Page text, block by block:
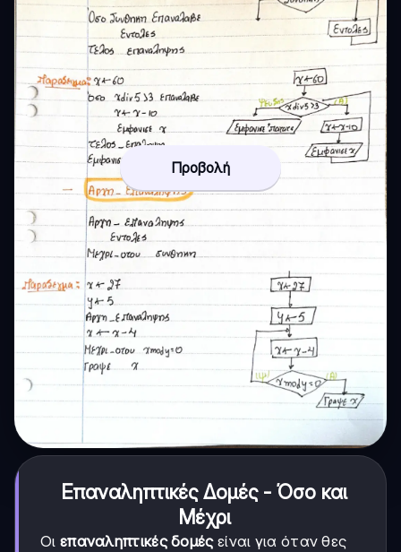
Προβολή
Επαναληπτικές Δομές - Όσο και
Μέχρι
Οι επαναληπτικές δομέςείναι για όταν θες